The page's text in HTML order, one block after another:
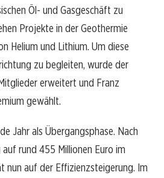
Öl- und Gasgeschäft zu
Projekte in der Geothermie
Helium und Lithium. Um diese
zu begleiten, wurde der
erweitert und Franz
gewählt.
Jahr als Übergangsphase. Nach
rund 455 Millionen Euro im
nun auf der Effizienzsteigerung. Im